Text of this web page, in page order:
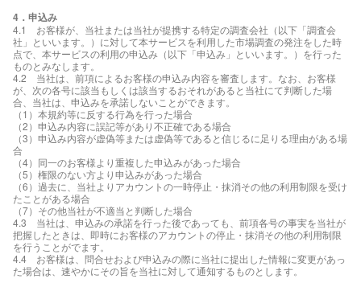
4．申込み
4.1 お客様が、当社または当社が提携する特定の調査会社（以下「調査会
社」といいます。）に対して本サービスを利用した市場調査の発注をした時
点で、本サービスの利用の申込み（以下「申込み」といいます。）を行った
ものとみなします。
4.2 当社は、前項によるお客様の申込み内容を審査します。なお、お客様
が、次の各号に該当もしくは該当するおそれがあると当社にて判断した場
合、当社は、申込みを承諾しないことができます。
（1）本規約等に反する行為を行った場合
（2）申込み内容に誤記等があり不正確である場合
（3）申込み内容が虚偽等または虚偽等であると信じるに足りる理由がある場
合
（4）同一のお客様より重複した申込みがあった場合
（5）権限のない方より申込みがあった場合
（6）過去に、当社よりアカウントの一時停止・抹消その他の利用制限を受け
たことがある場合
（7）その他当社が不適当と判断した場合
4.3 当社は、申込みの承諾を行った後であっても、前項各号の事実を当社が
把握したときは、即時にお客様のアカウントの停止・抹消その他の利用制限
を行うことがでます。
4.4 お客様は、問合せおよび申込みの際に当社に提出した情報に変更があっ
た場合は、速やかにその旨を当社に対して通知するものとします。